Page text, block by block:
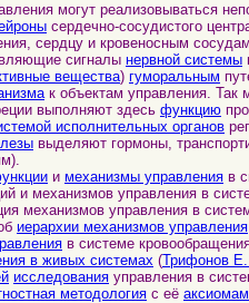
могут реализовываться
сердечно-сосудистого
сердцу и кровеносным
сигналы нервной системы
вещества) гуморальным
к объектам управления. Так
выполняют здесь функцию
исполнительных органов
выделяют гормоны,
и механизмы управления в
и механизмов управления в
механизмов управления в
иерархии механизмов управления
в системе
в живых системах (Трифонов
исследования управления в
методология с её